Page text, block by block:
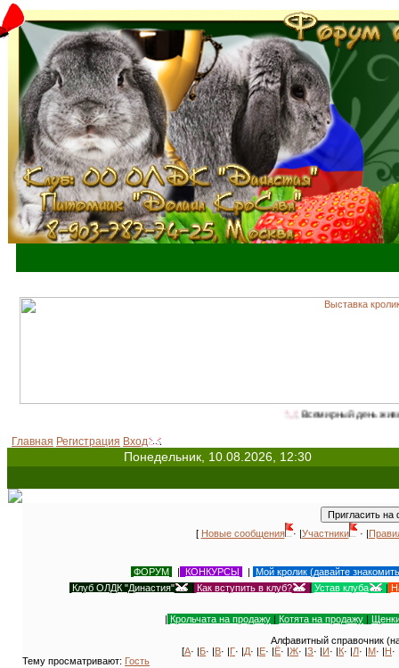
Всемирный день животных - 4 октября (с
Главная Регистрация Вход
Понедельник, 10.08.2026, 12:30
[ Новые сообщения · |Участники · |
ФОРУМ | КОНКУРСЫ | Мой кролик (давайте
Клуб ОЛДК "Династия"
| Как вступить в клуб? | Устав клуба |
| Крольчата на продажу | Котята на продажу |
Алфавитный справочник
[А· |Б· |В· |Г· |Д· |Е· |Ё· |Ж· |З· |И· |К· |Л· |М· |Н·
Тему просматривают: Гость